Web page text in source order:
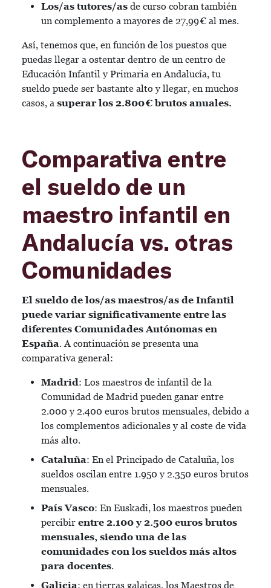
Los/as tutores/as de curso cobran también
un complemento a mayores de 27,99 € al mes.
Así, tenemos que, en función de los puestos que
puedas llegar a ostentar dentro de un centro de
Educación Infantil y Primaria en Andalucía, tu
sueldo puede ser bastante alto y llegar, en muchos
casos, a superar los 2.800 € brutos anuales.
Comparativa entre
el sueldo de un
maestro infantil en
Andalucía vs. otras
Comunidades
El sueldo de los/as maestros/as de Infantil
puede variar significativamente entre las
diferentes Comunidades Autónomas en
España. A continuación se presenta una
comparativa general:
Madrid: Los maestros de infantil de la
Comunidad de Madrid pueden ganar entre
2.000 y 2.400 euros brutos mensuales, debido a
los complementos adicionales y al coste de vida
más alto.
Cataluña: En el Principado de Cataluña, los
sueldos oscilan entre 1.950 y 2.350 euros brutos
mensuales.
País Vasco: En Euskadi, los maestros pueden
percibir entre 2.100 y 2.500 euros brutos
mensuales, siendo una de las
comunidades con los sueldos más altos
para docentes.
Galicia: en tierras galaicas, los Maestros de